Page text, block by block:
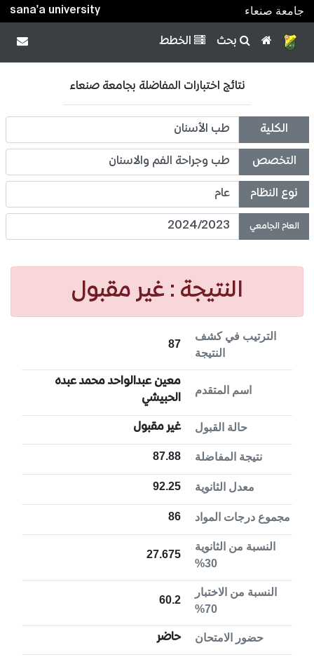
جامعة صنعاء sana'a university
بحث الخطط
نتائج اختبارات المفاضلة بجامعة صنعاء
الكلية طب الأسنان
التخصص طب وجراحة الفم والاسنان
نوع النظام عام
العام الجامعي 2024/2023
النتيجة: غير مقبول
الترتيب في كشف
النتيجة
87
اسم المتقدم
معين عبدالواحد محمد عبده
الحبيشي
حالة القبول غير مقبول
نتيجة المفاضلة 87.88
معدل الثانوية 92.25
مجموع درجات المواد 86
النسبة من الثانوية
30%
27.675
النسبة من الاختبار
70%
60.2
حضور الامتحان حاضر